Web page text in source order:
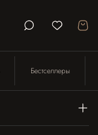
Бестселлеры